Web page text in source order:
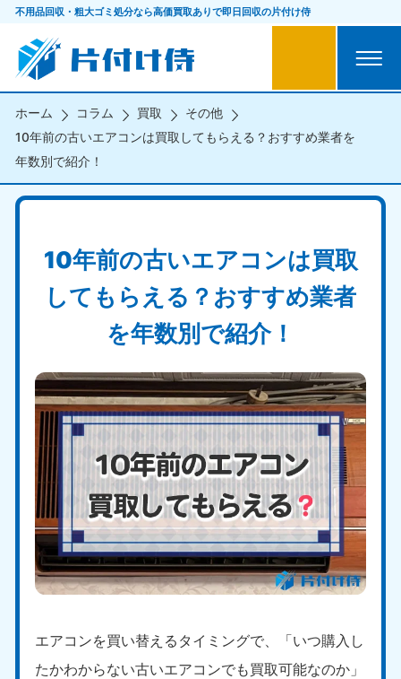
不用品回収・粗大ゴミ処分なら高価買取ありで即日回収の片付け侍
ホーム コラム 買取
その他
10年前の古いエアコンは買取してもらえる？おすすめ業者を
年数別で紹介！
10年前の古いエアコンは買取
してもらえる？おすすめ業者
を年数別で紹介！
エアコンを買い替えるタイミングで、「いつ購入し
たかわからない古いエアコンでも買取可能なのか」